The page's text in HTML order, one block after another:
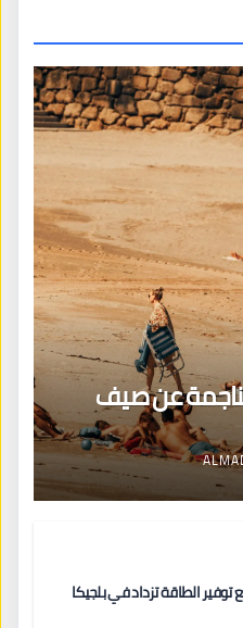
عن صيف
الطاقة تزداد في بلجيكا